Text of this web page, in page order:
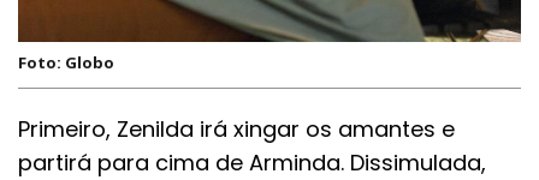
Foto: Globo
Primeiro, Zenilda irá xingar os amantes e
partirá para cima de Arminda. Dissimulada,